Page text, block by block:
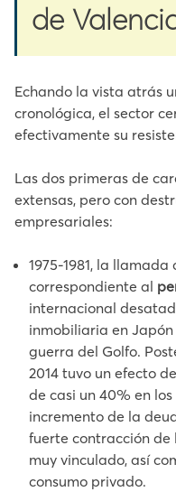
de
Echando la vista atrás
cronológica, el sector
efectivamente su
Las dos primeras de
extensas, pero con
empresariales:
1975-1981, la
correspondiente al
internacional
inmobiliaria en
guerra del Golfo.
2014 tuvo un efecto
de casi un 40% en
incremento de la
fuerte contracción de
muy vinculado, así
consumo privado.